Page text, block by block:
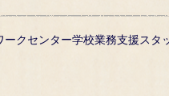
ークセンター学校業務支援スタ